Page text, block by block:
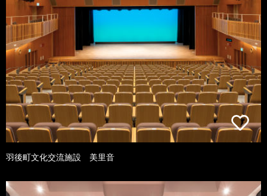
羽後町文化交流施設 美里音